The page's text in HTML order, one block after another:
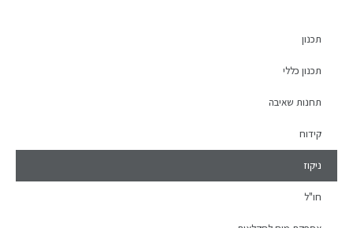
תכנון
תכנון כללי
תחנות שאיבה
קידוח
ניקוז
חו"ל